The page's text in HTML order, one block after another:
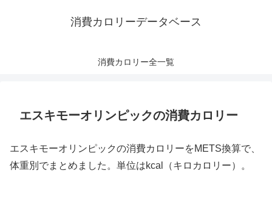
消費カロリーデータベース
消費カロリー全一覧
エスキモーオリンピックの消費カロリー
エスキモーオリンピックの消費カロリーをMETS換算で、
体重別でまとめました。単位はkcal（キロカロリー）。